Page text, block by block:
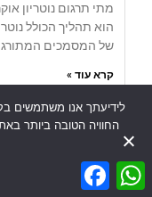
מתי תרגום נוטריון
הוא תהליך הכולל
של המסמכים
קרא עוד »
FacebookWhatsApp
החוויה הטובה ביותר